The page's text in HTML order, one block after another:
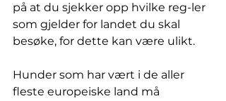
på at du sjekker opp hvilke reg-ler
som gjelder for landet du skal
besøke, for dette kan være ulikt.
Hunder som har vært i de aller
fleste europeiske land må